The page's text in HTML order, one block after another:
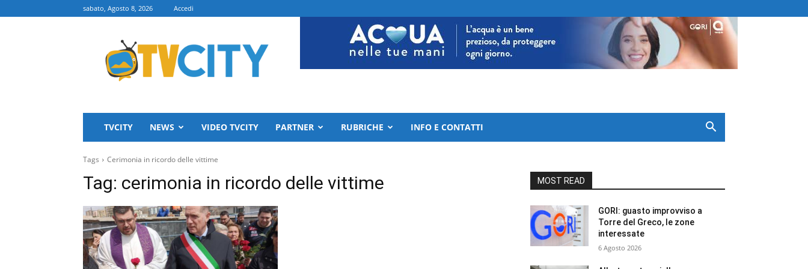
sabato, Agosto 8, 2026 Accedi
TVCITY
TVCITY NEWS VIDEO TVCITY PARTNER RUBRICHE INFO E CONTATTI
Tags Cerimonia in ricordo delle vittime
Tag: cerimonia in ricordo delle vittime MOST READ
GORI: guasto improvviso a
Torre del Greco, le zone
interessate
6 Agosto 2026